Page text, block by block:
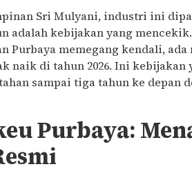
Sri Mulyani, industri ini
adalah kebijakan yang
Purbaya memegang kendali, ada
naik di tahun 2026. Ini kebijakan
sampai tiga tahun ke depan
Purbaya: